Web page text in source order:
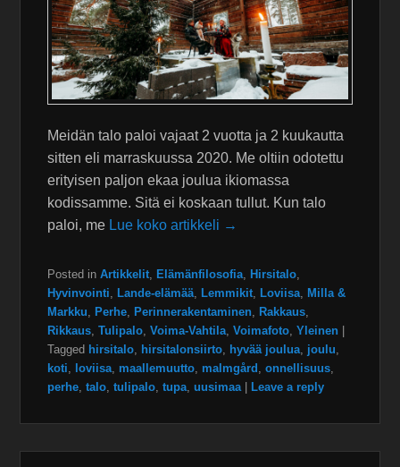
Meidän talo paloi vajaat 2 vuotta ja 2 kuukautta
sitten eli marraskuussa 2020. Me oltiin odotettu
erityisen paljon ekaa joulua ikiomassa
kodissamme. Sitä ei koskaan tullut. Kun talo
paloi, me Lue koko artikkeli →
Posted in Artikkelit, Elämänfilosofia, Hirsitalo,
Hyvinvointi, Lande-elämää, Lemmikit, Loviisa, Milla &
Markku, Perhe, Perinnerakentaminen, Rakkaus,
Rikkaus,Tulipalo,Voima-Vahtila,Voimafoto,Yleinen
Tagged hirsitalo, hirsitalonsiirto, hyvää joulua, joulu,
koti, loviisa, maallemuutto, malmgård ,onnellisuus,
perhe,talo,tulipalo,tupa,uusimaa Leave a reply